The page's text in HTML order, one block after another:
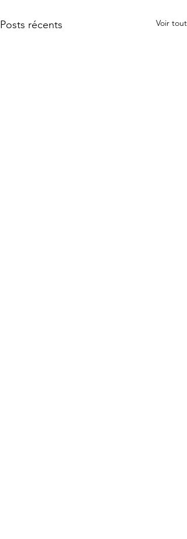
Posts récents Voir tout